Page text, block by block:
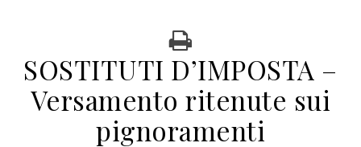
SOSTITUTI D’IMPOSTA –
Versamento ritenute sui
pignoramenti